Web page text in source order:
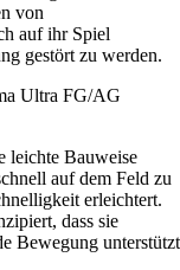
von
auf ihr Spiel
gestört zu werden.
Ultra FG/AG
leichte Bauweise
auf dem Feld zu
erleichtert.
dass sie
Bewegung unterstützt